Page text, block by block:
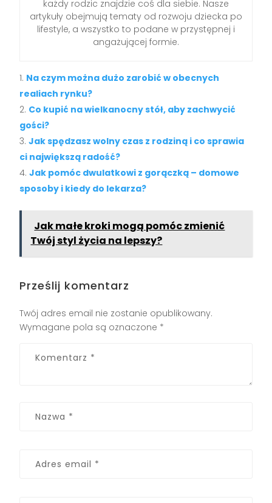
każdy rodzic znajdzie coś dla siebie. Nasze
artykuły obejmują tematy od rozwoju dziecka po
lifestyle, a wszystko to podane w przystępnej i
angażującej formie.
Na czym można dużo zarobić w obecnych
realiach rynku?
Co kupić na wielkanocny stół, aby zachwycić
gości?
Jak spędzasz wolny czas z rodziną i co sprawia
ci największą radość?
Jak pomóc dwulatkowi z gorączką – domowe
sposoby i kiedy do lekarza?
Jak małe kroki mogą pomóc zmienić
Twój styl życia na lepszy?
Prześlij komentarz
Twój adres email nie zostanie opublikowany.
Wymagane pola są oznaczone *